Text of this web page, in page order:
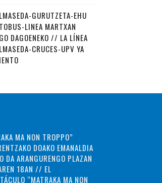
GURUTZETA-EHU
LINEA MARTXAN
DAGOENEKO // LA LÍNEA
CRUCES-UPV YA
MA NON TROPPO”
DOAKO EMANALDIA
DA ARANGURENGO PLAZAN
18AN // EL
“MATRAKA MA NON